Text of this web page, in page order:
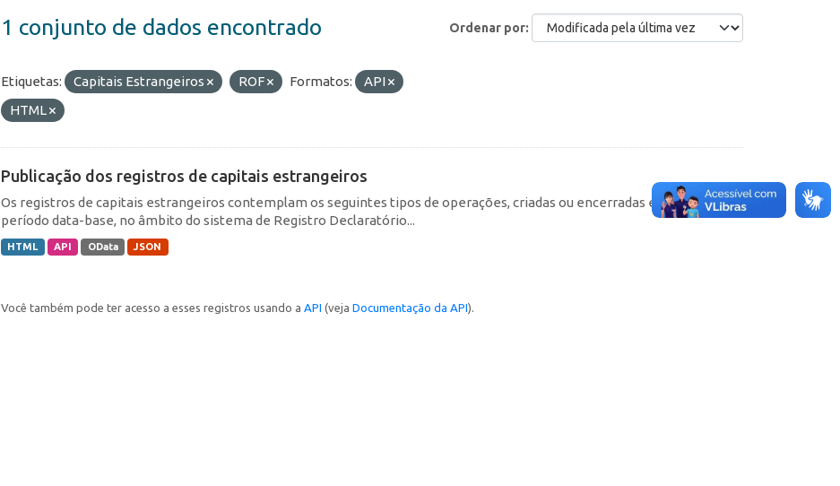
Ordenar por
1 conjunto de dados encontrado
Etiquetas: Capitais Estrangeiros ROF Formatos:
API
HTML
Publicação dos registros de capitais estrangeiros
Os registros de capitais estrangeiros contemplam os seguintes tipos de operações, criadas ou encerradas em cada
período data-base, no âmbito do sistema de Registro Declaratório...
HTML API OData JSON
Você também pode ter acesso a esses registros usando a API (veja Documentação da API).